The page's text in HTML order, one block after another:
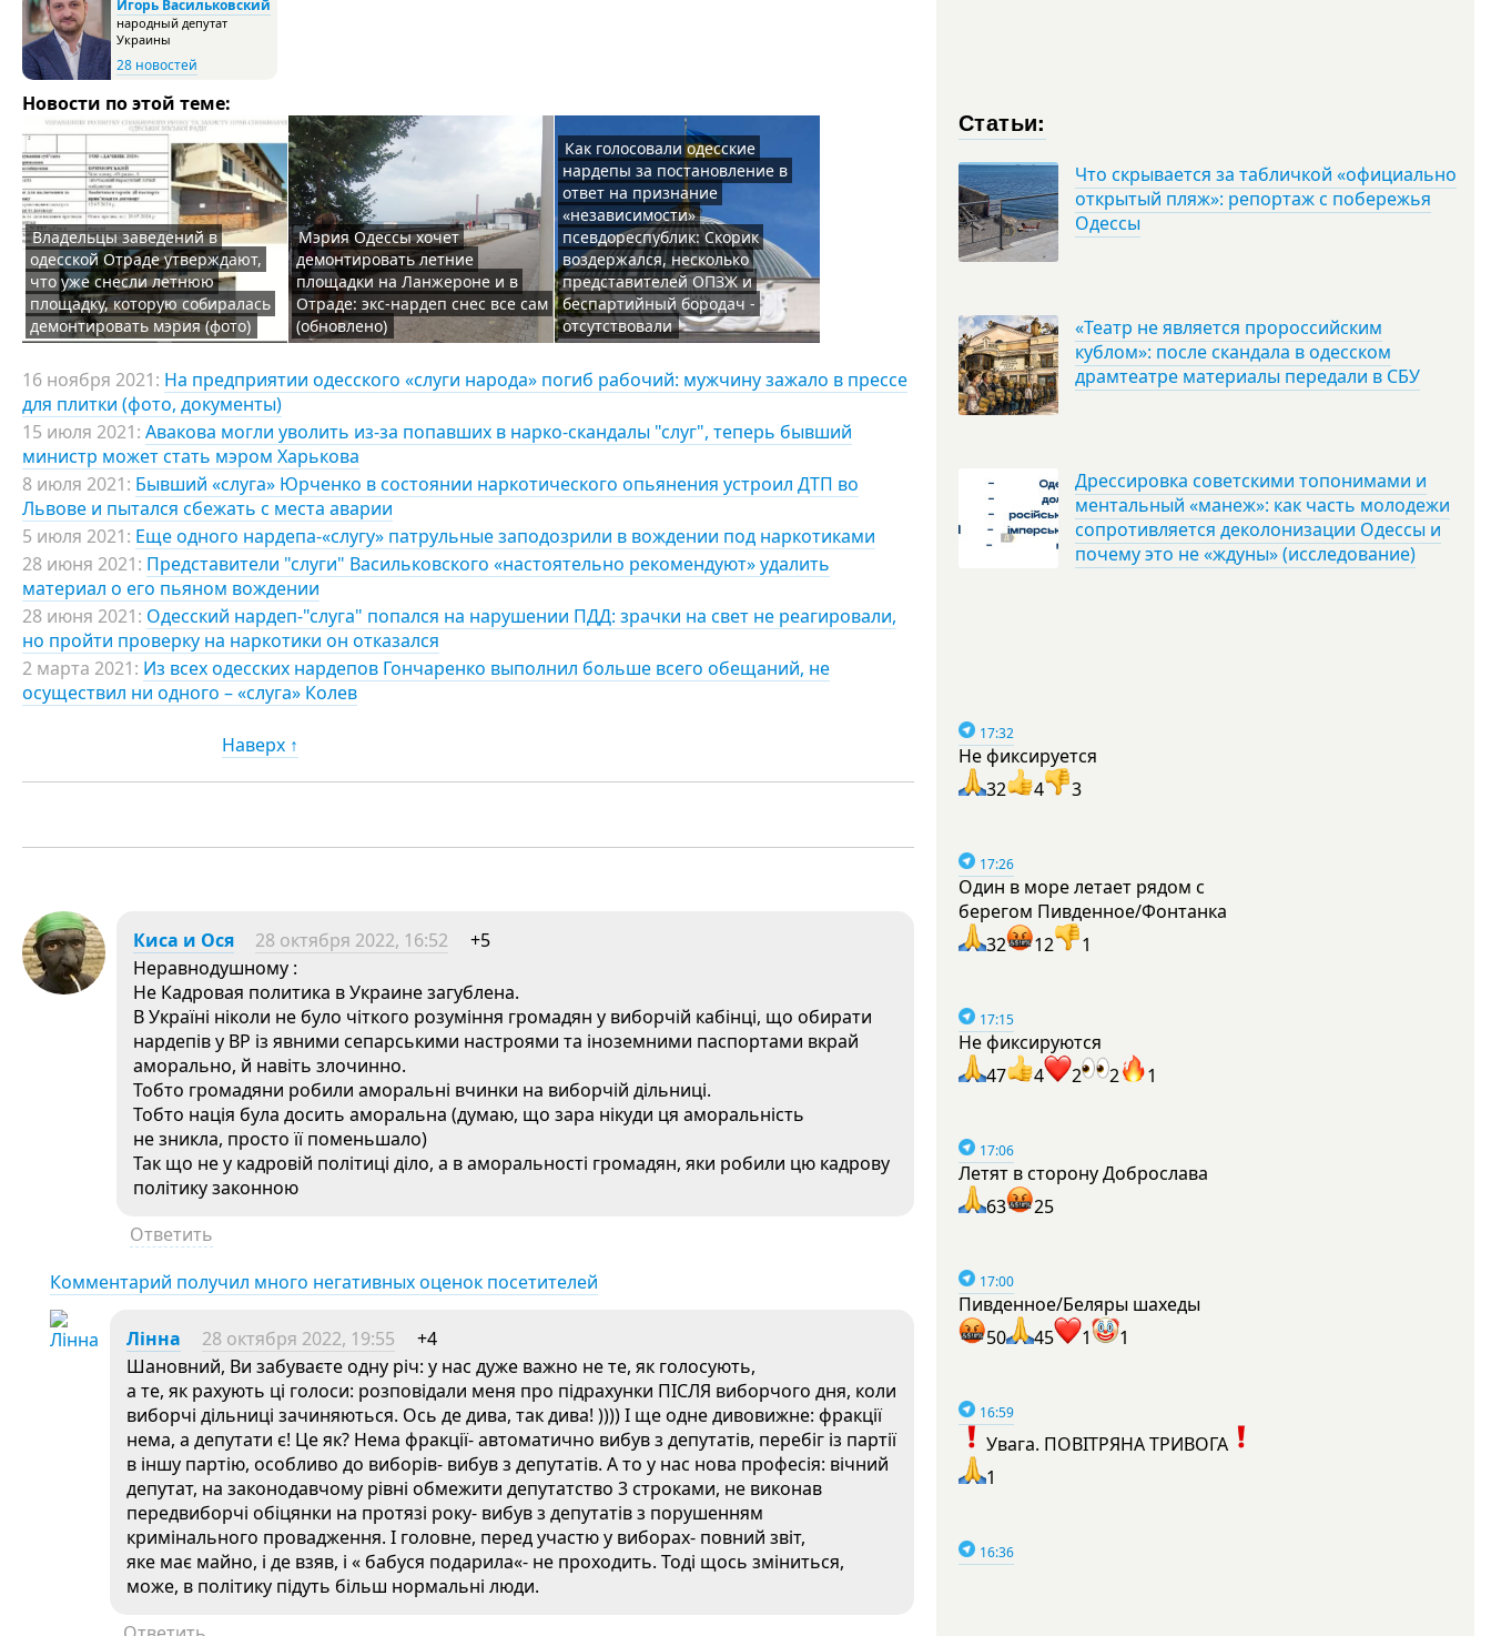
Игорь Васильковский
народный депутат
Украины
28 новостей
Новости по этой теме:
Владельцы заведений в
одесской Отраде утверждают,
что уже снесли летнюю
площадку, которую собиралась
демонтировать мэрия (фото)
Мэрия Одессы хочет
демонтировать летние
площадки на Ланжероне и в
Отраде: экс-нардеп снес все сам
(обновлено)
Как голосовали одесские
нардепы за постановление в
ответ на признание
«независимости»
псевдореспублик: Скорик
воздержался, несколько
представителей ОПЗЖ и
беспартийный бородач -
отсутствовали
16 ноября 2021: На предприятии одесского «слуги народа» погиб рабочий: мужчину зажало в прессе
для плитки (фото, документы)
15 июля 2021: Авакова могли уволить из-за попавших в нарко-скандалы "слуг", теперь бывший
министр может стать мэром Харькова
8 июля 2021: Бывший «слуга» Юрченко в состоянии наркотического опьянения устроил ДТП во
Львове и пытался сбежать с места аварии
5 июля 2021: Еще одного нардепа-«слугу» патрульные заподозрили в вождении под наркотиками
28 июня 2021: Представители "слуги" Васильковского «настоятельно рекомендуют» удалить
материал о его пьяном вождении
28 июня 2021: Одесский нардеп-"слуга" попался на нарушении ПДД: зрачки на свет не реагировали,
но пройти проверку на наркотики он отказался
2 марта 2021: Из всех одесских нардепов Гончаренко выполнил больше всего обещаний, не
осуществил ни одного – «слуга» Колев
Наверх ↑
Киса и Ося 28 октября 2022, 16:52
+5
Неравнодушному :
Не Кадровая политика в Украине загублена.
В Україні ніколи не було чіткого розуміння громадян у виборчій кабінці, що обирати
нардепів у ВР із явними сепарськими настроями та іноземними паспортами вкрай
аморально, й навіть злочинно.
Тобто громадяни робили аморальні вчинки на виборчій дільниці.
Тобто нація була досить аморальна (думаю, що зара нікуди ця аморальність
не зникла, просто її поменьшало)
Так що не у кадровій політиці діло, а в аморальності громадян, яки робили цю кадрову
політику законною
Ответить
Комментарий получил много негативных оценок посетителей
Лінна 28 октября 2022, 19:55
+4
Шановний, Ви забуваєте одну річ: у нас дуже важно не те, як голосують,
а те, як рахують ці голоси: розповідали меня про підрахунки ПІСЛЯ виборчого дня, коли
виборчі дільниці зачиняються. Ось де дива, так дива! )))) І ще одне дивовижне: фракції
нема, а депутати є! Це як? Нема фракції- автоматично вибув з депутатів, перебіг із партії
в іншу партію, особливо до виборів- вибув з депутатів. А то у нас нова професія: вічний
депутат, на законодавчому рівні обмежити депутатство 3 строками, не виконав
передвиборчі обіцянки на протязі року- вибув з депутатів з порушенням
кримінального провадження. І головне, перед участю у виборах- повний звіт,
яке має майно, і де взяв, і « бабуся подарила«- не проходить. Тоді щось зміниться,
може, в політику підуть більш нормальні люди.
Статьи:
Что скрывается за табличкой «официально
открытый пляж»: репортаж с побережья
Одессы
«Театр не является пророссийским
кублом»: после скандала в одесском
драмтеатре материалы передали в СБУ
Дрессировка советскими топонимами и
ментальный «манеж»: как часть молодежи
сопротивляется деколонизации Одессы и
почему это не «ждуны» (исследование)
17:32
Не фиксируется
32
4 3
17:26
Один в море летает рядом с
берегом Пивденное/Фонтанка
32
12 1
17:15
Не фиксируются
47
4 2 2 1
17:06
Летят в сторону Доброслава
63
25
17:00
Пивденное/Беляры шахеды
50
45 1 1
16:59
Увага. ПОВІТРЯНА ТРИВОГА
1
16:36